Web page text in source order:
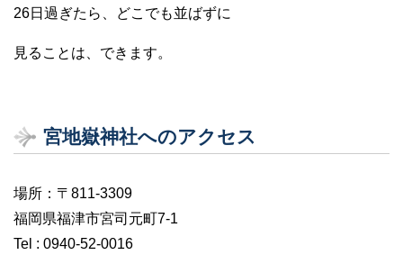
26日過ぎたら、どこでも並ばずに
見ることは、できます。
宮地嶽神社へのアクセス
場所：〒811-3309
福岡県福津市宮司元町7-1
Tel : 0940-52-0016